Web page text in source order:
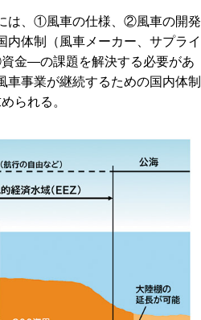
は、①風車の仕様、②風車の開発
内体制（風車メーカー、サプライ
金―の課題を解決する必要があ
車事業が継続するための国内体制
られる。